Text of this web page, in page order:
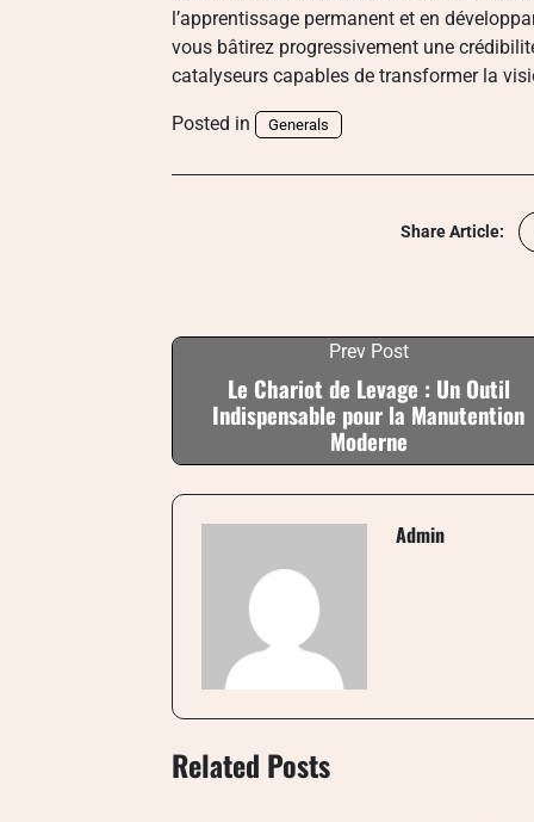
l’apprentissage permanent et en
vous bâtirez progressivement une
catalyseurs capables de transformer la
Posted in Generals
Share Article:
Prev Post
Le Chariot de Levage : Un Outil
Indispensable pour la Manutention
Moderne
Admin
Related Posts